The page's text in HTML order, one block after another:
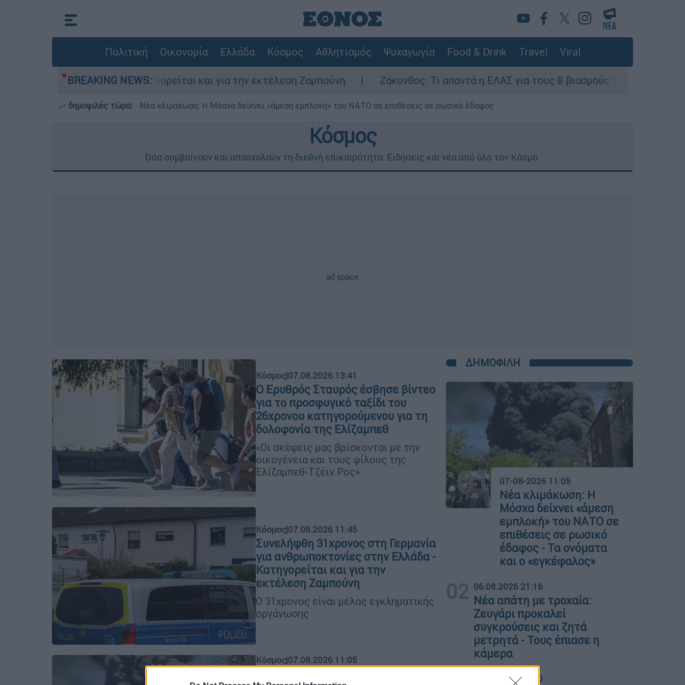
Πολιτική Οικονομία Ελλάδα Κόσμος Αθλητισμός Ψυχαγωγία Food & Drink Travel Viral
BREAKING NEWS:
στην Ελλάδα - Κατηγορείται και για την εκτέλεση Ζαμπούνη Ζάκυνθος: Τι απαντά η ΕΛΑΣ για τους 8 βιασμούς τουριστριών - «Μόνο 3
δημοφιλές τώρα: Νέα κλιμάκωση: Η Μόσχα δείχνει «άμεση εμπλοκή» του ΝΑΤΟ σε επιθέσεις σε ρωσικό έδαφος
Κόσμος
Όσα συμβαίνουν και απασχολούν τη διεθνή επικαιρότητα. Ειδήσεις και νέα από όλο τον Κόσμο.
Κόσμος|07.08.2026 13:41
Ο Ερυθρός Σταυρός έσβησε βίντεο
για το προσφυγικό ταξίδι του
26χρονου κατηγορούμενου για τη
δολοφονία της Ελίζαμπεθ
«Οι σκέψεις μας βρίσκονται με την
οικογένεια και τους φίλους της
Ελίζαμπεθ-Τζέιν Ρος»
Κόσμος|07.08.2026 11:45
Συνελήφθη 31χρονος στη Γερμανία
για ανθρωποκτονίες στην Ελλάδα -
Κατηγορείται και για την
εκτέλεση Ζαμπούνη
Ο 31χρονος είναι μέλος εγκληματικής
οργάνωσης
Κόσμος|07.08.2026 11:05
ΔΗΜΟΦΙΛΗ
01 07-08-2026 11:05
Νέα κλιμάκωση: Η
Μόσχα δείχνει «άμεση
εμπλοκή» του ΝΑΤΟ σε
επιθέσεις σε ρωσικό
έδαφος - Τα ονόματα
και ο «εγκέφαλος»
02 06.08.2026 21:16
Νέα απάτη με τροχαία:
Ζευγάρι προκαλεί
συγκρούσεις και ζητά
μετρητά - Τους έπιασε η
κάμερα
07.08.2026 06:40